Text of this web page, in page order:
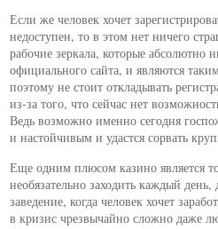
Если же человек хочет
недоступен, то в этом нет ничего
рабочие зеркала, которые абсолютно
официального сайта, и являются
поэтому не стоит откладывать
из-за того, что сейчас нет
Ведь возможно именно сегодня
и настойчивым и удастся сорвать
Еще одним плюсом казино является
необязательно заходить каждый день,
заведение, когда человек хочет
в кризис чрезвычайно сложно даже